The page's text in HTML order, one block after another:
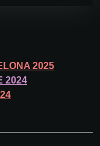
2025
2024